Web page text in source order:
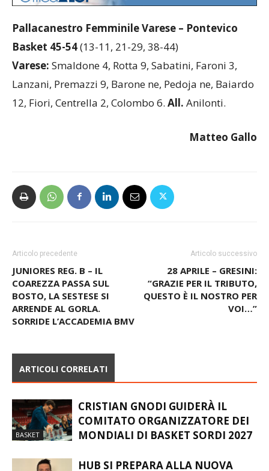
Pallacanestro Femminile Varese – Pontevico
Basket 45-54(13-11, 21-29, 38-44)
Varese: Smaldone 4, Rotta 9, Sabatini, Faroni 3,
Lanzani, Premazzi 9, Barone ne, Pedoja ne, Baiardo
12, Fiori, Centrella 2, Colombo 6. All. Anilonti.
Matteo Gallo
Articolo precedente
JUNIORES REG. B – IL
COAREZZA PASSA SUL
BOSTO, LA SESTESE SI
ARRENDE AL GORLA.
SORRIDE L’ACCADEMIA BMV
Articolo successivo
28 APRILE – GRESINI:
“GRAZIE PER IL TRIBUTO,
QUESTO È IL NOSTRO PER
VOI…”
ARTICOLI CORRELATI
BASKET
CRISTIAN GNODI GUIDERÀ IL
COMITATO ORGANIZZATORE DEI
MONDIALI DI BASKET SORDI 2027
HUB SI PREPARA ALLA NUOVA